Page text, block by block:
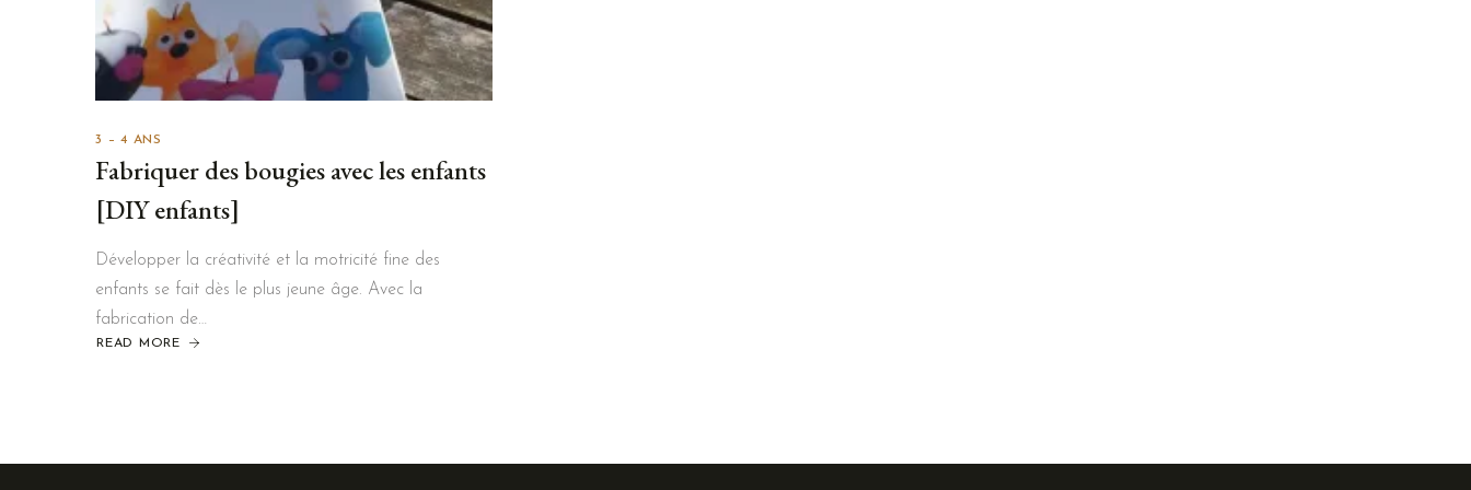
3 – 4 ANS
Fabriquer des bougies avec les enfants
[DIY enfants]
Développer la créativité et la motricité fine des
enfants se fait dès le plus jeune âge. Avec la
fabrication de…
READ MORE